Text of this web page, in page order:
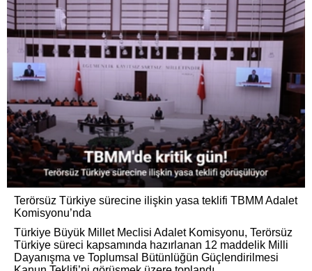
Terörsüz Türkiye sürecine ilişkin yasa teklifi TBMM Adalet
Komisyonu’nda
Türkiye Büyük Millet Meclisi Adalet Komisyonu, Terörsüz
Türkiye süreci kapsamında hazırlanan 12 maddelik Milli
Dayanışma ve Toplumsal Bütünlüğün Güçlendirilmesi